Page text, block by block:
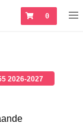
0
2026-2027